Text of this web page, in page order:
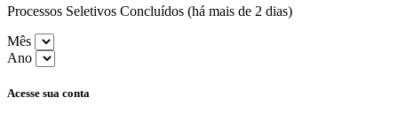
Processos Seletivos Concluídos (há mais de 2 dias)
Mês
Ano
Acesse sua conta